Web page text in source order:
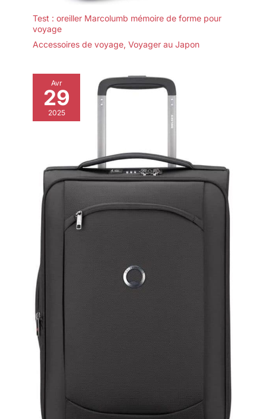
Test : oreiller Marcolumb mémoire de forme pour
voyage
Accessoires de voyage, Voyager au Japon
Avr
29
2025